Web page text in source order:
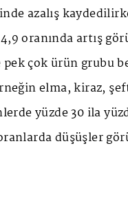
azalış
oranında artış
çok ürün grubu
elma, kiraz,
yüzde 30 ila
düşüşler